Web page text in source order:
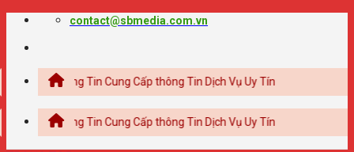
Chuyển
contact@sbmedia.com.vn
Tin Cung Cấp thông Tin Dịch Vụ Uy Tín
Tin Cung Cấp thông Tin Dịch Vụ Uy Tín